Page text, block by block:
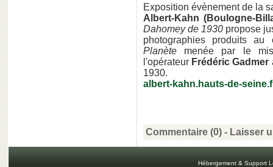
Exposition évènement de la
Albert-Kahn (Boulogne-
Dahomey de 1930 propose
photographies produits
Planète menée par le
l'opérateur Frédéric Gadmer
1930.
albert-kahn.hauts-de-
Commentaire (0) - Laisser
Hébergement & Support